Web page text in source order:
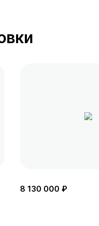
8 130 000 ₽